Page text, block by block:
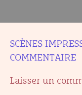
SCÈNES
COMMENTAIRE
Laisser un